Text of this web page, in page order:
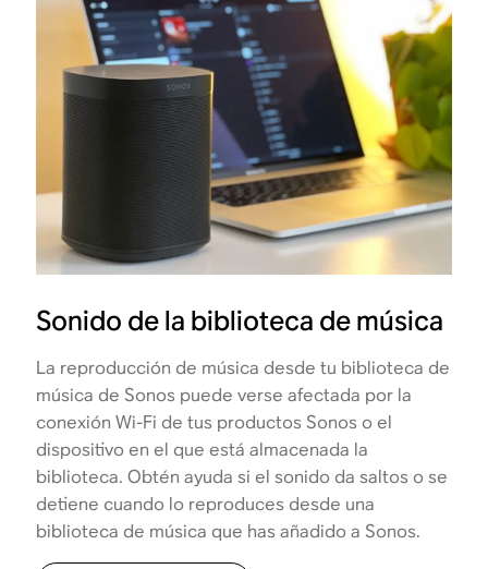
Sonido de la biblioteca de música
La reproducción de música desde tu biblioteca de
música de Sonos puede verse afectada por la
conexión Wi-Fi de tus productos Sonos o el
dispositivo en el que está almacenada la
biblioteca. Obtén ayuda si el sonido da saltos o se
detiene cuando lo reproduces desde una
biblioteca de música que has añadido a Sonos.